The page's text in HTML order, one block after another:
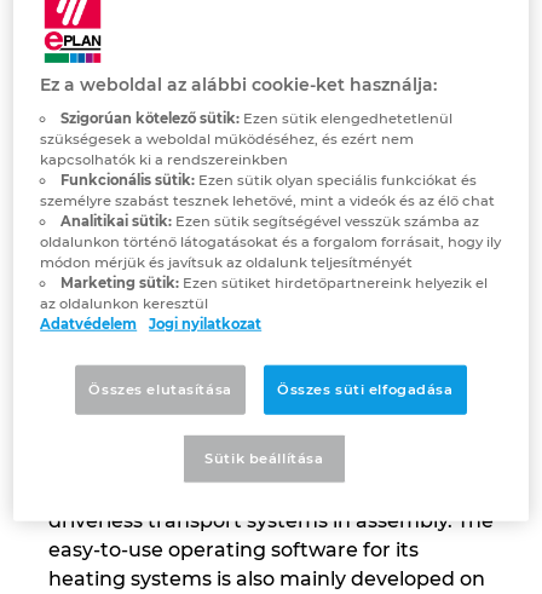
“Using EPLAN Smart Mounting and Smart Wiring, we can
cover peak demand in production and also utilise less-skilled
employees.”
Robert Burger, Electrical Workshop Director
A company that manufactures a majority of
its products in house naturally has an
headquarters and production facility in
Weng, Austria for some time now – from
driverless transport systems in assembly. The
easy-to-use operating software for its
heating systems is also mainly developed on
Hungary
India
Indonesia
Ireland
Israel
Italy
Luxembourg
Malaysia
Ez a weboldal az alábbi cookie-ket használja:
Szigorúan kötelező sütik:Ezen sütik elengedhetetlenül
szükségesek a weboldal működéséhez, és ezért nem
kapcsolhatók ki a rendszereinkben
Funkcionális sütik:Ezen sütik olyan speciális funkciókat és
személyre szabást tesznek lehetővé, mint a videók és az élő chat
Analitikai sütik:Ezen sütik segítségével vesszük számba az
oldalunkon történő látogatásokat és a forgalom forrásait, hogy ily
módon mérjük és javítsuk az oldalunk teljesítményét
Marketing sütik:Ezen sütiket hirdetőpartnereink helyezik el
az oldalunkon keresztül
Adatvédelem
Jogi nyilatkozat
Összes elutasítása Összes süti elfogadása
Sütik beállítása